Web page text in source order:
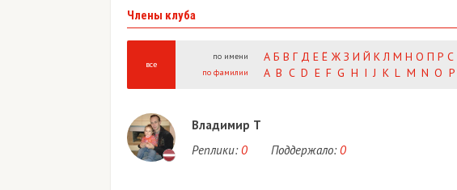
Члены клуба
все
по имени
по фамилии
А Б В Г Д Е Ё Ж З И Й К Л М Н О П Р С
A B C D E F G H I J K L M N O P
Владимир Т
Реплики: 0 Поддержало: 0